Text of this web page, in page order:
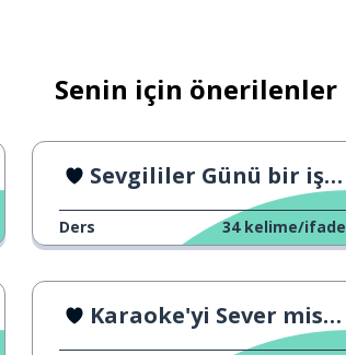
Senin için önerilenler
Sevgililer Günü bir iş mi?
Ders 34 kelime/ifade
Karaoke'yi Sever misiniz?